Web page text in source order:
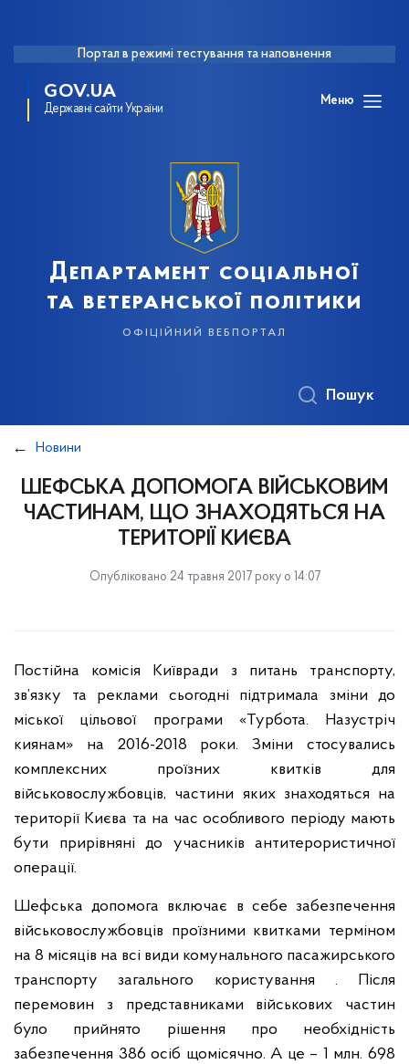
Портал в режимі тестування та наповнення
GOV.UA
Державні сайти України
Меню
Департамент соціальної
та ветеранської політики
офіційний вебпортал
Пошук
Новини
ШЕФСЬКА ДОПОМОГА ВІЙСЬКОВИМ
ЧАСТИНАМ, ЩО ЗНАХОДЯТЬСЯ НА
ТЕРИТОРІЇ КИЄВА
Опубліковано 24 травня 2017 року о 14:07
Постійна комісія Київради з питань транспорту,
зв’язку та реклами сьогодні підтримала зміни до
міської цільової програми «Турбота. Назустріч
киянам» на 2016-2018 роки. Зміни стосувались
комплексних проїзних квитків для
військовослужбовців, частини яких знаходяться на
території Києва та на час особливого періоду мають
бути прирівняні до учасників антитерористичної
операції.
Шефська допомога включає в себе забезпечення
військовослужбовців проїзними квитками терміном
на 8 місяців на всі види комунального пасажирського
транспорту загального користування . Після
перемовин з представниками військових частин
було прийнято рішення про необхідність
забезпечення 386 осіб щомісячно. А це – 1 млн. 698